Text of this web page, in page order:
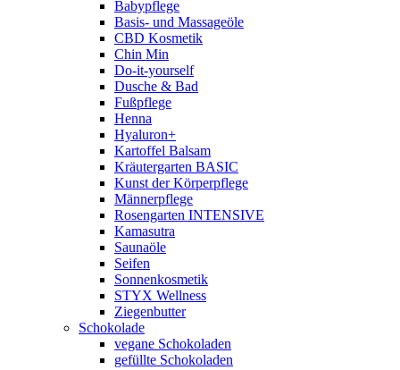
Babypflege
Basis- und Massageöle
CBD Kosmetik
Chin Min
Do-it-yourself
Dusche & Bad
Fußpflege
Henna
Hyaluron+
Kartoffel Balsam
Kräutergarten BASIC
Kunst der Körperpflege
Männerpflege
Rosengarten INTENSIVE
Kamasutra
Saunaöle
Seifen
Sonnenkosmetik
STYX Wellness
Ziegenbutter
Schokolade
vegane Schokoladen
gefüllte Schokoladen